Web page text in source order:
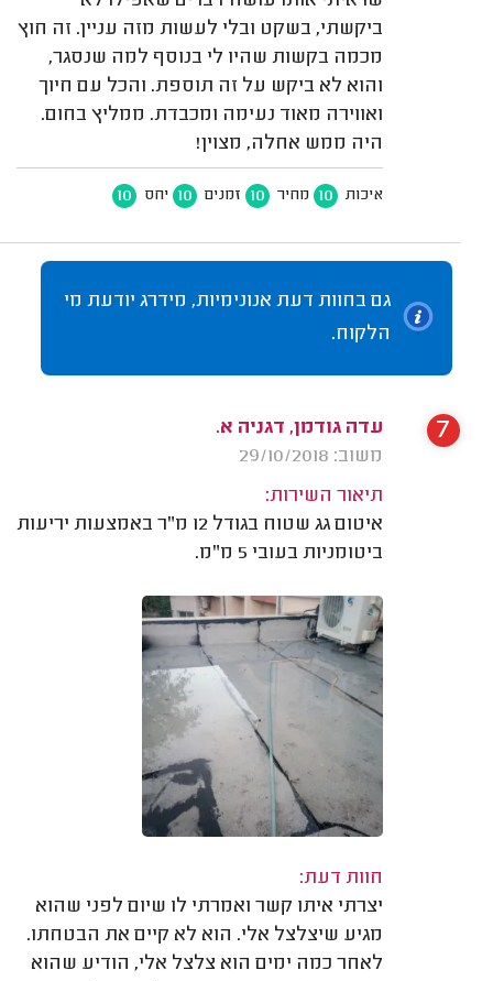
ביקשתי, בשקט ובלי לעשות מזה עניין. זה חוץ
מכמה בקשות שהיו לי בנוסף למה שנסגר,
והוא לא ביקש על זה תוספת. והכל עם חיוך
ואווירה מאוד נעימה ומכבדת. ממליץ בחום.
היה ממש אחלה, מצוין!
איכות 10 מחיר 10 זמנים 10 יחס 10
גם בחוות דעת אנונימיות, מידרג יודעת מי
הלקוח.
עדה גודמן, דגניה א.
משוב: 29/10/2018
תיאור השירות:
איטום גג שטוח בגודל 12 מ"ר באמצעות יריעות
ביטומניות בעובי 5 מ"מ.
חוות דעת:
יצרתי איתו קשר ואמרתי לו שיום לפני שהוא
מגיע שיצלצל אלי. הוא לא קיים את הבטחתו.
לאחר כמה ימים הוא צלצל אלי, הודיע שהוא
7